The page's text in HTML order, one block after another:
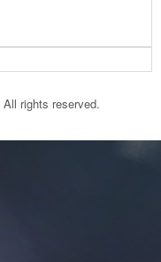
rights reserved.